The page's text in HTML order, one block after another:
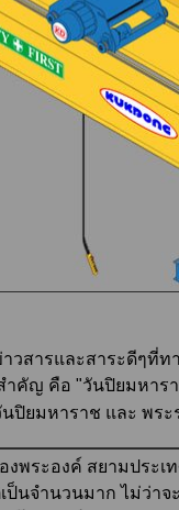
สารและสาระดีๆที่ท
คัญ คือ "วันปิยมหาร
ปิยมหาราช และ พระ
พระองค์ สยามประเ
นจำนวนมาก ไม่ว่าจ